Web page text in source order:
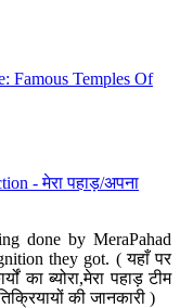
Famous Temples Of
- मेरा पहाड़/अपना
done by MeraPahad
they got. ( यहाँ पर
का ब्योरा,मेरा पहाड़ टीम
की जानकारी )